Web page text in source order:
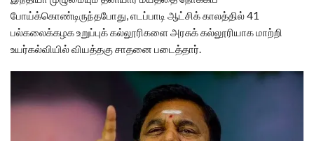
போய்க்கொண்டிருந்தபோது, எடப்பாடி ஆட்சிக் காலத்தில் 41
பல்கலைக்கழக உறுப்புக் கல்லூரிகளை அரசுக் கல்லூரியாக மாற்றி
உயர்கல்வியில் வியத்தகு சாதனை படைத்தார்.